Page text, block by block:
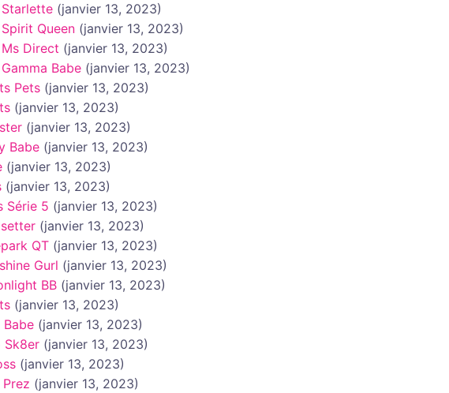
(janvier 13, 2023)
Queen (janvier 13, 2023)
Direct (janvier 13, 2023)
Babe (janvier 13, 2023)
Pets (janvier 13, 2023)
(janvier 13, 2023)
(janvier 13, 2023)
Babe (janvier 13, 2023)
(janvier 13, 2023)
(janvier 13, 2023)
Série 5 (janvier 13, 2023)
(janvier 13, 2023)
QT (janvier 13, 2023)
Gurl (janvier 13, 2023)
BB (janvier 13, 2023)
(janvier 13, 2023)
Babe (janvier 13, 2023)
Sk8er (janvier 13, 2023)
(janvier 13, 2023)
(janvier 13, 2023)